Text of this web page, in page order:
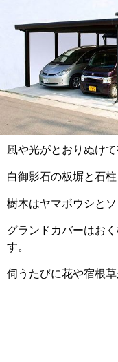
風や光がとおりぬけ
白御影石の板塀と石柱
樹木はヤマボウシとソ
グランドカバーはお
す。
伺うたびに花や宿根草